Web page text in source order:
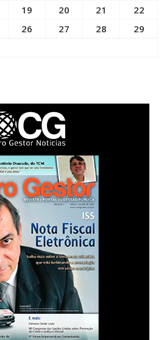
19 20 21
22
26 27 28
29